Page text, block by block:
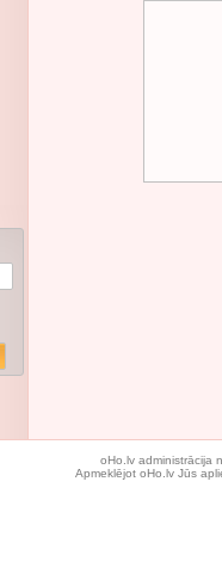
oHo.lv administrācija
Apmeklējot oHo.lv Jūs